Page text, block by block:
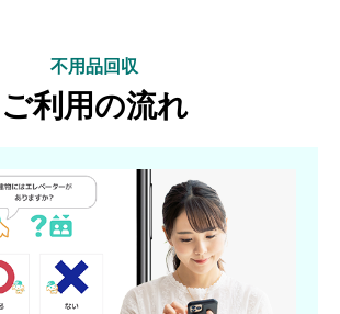
不用品回収
ご利用の流れ